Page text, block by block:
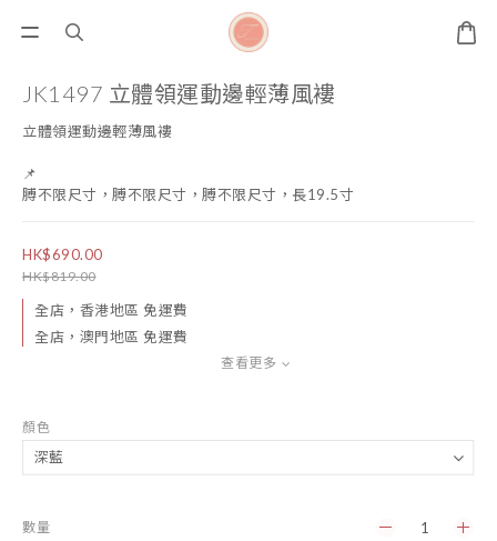
JK1497 立體領運動邊輕薄風褸
立體領運動邊輕薄風褸
📌
膊不限尺寸，膊不限尺寸，膊不限尺寸，長19.5寸
HK$690.00
HK$819.00
全店，香港地區 免運費
全店，澳門地區 免運費
查看更多
顏色
數量